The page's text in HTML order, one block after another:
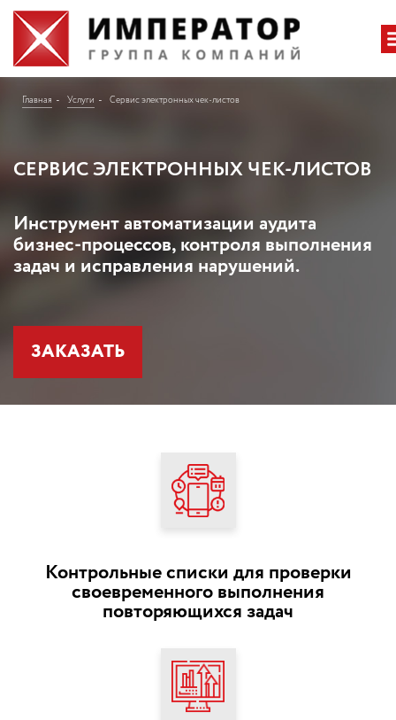
Главная Услуги Сервис электронных чек-листов
СЕРВИС ЭЛЕКТРОННЫХ ЧЕК-ЛИСТОВ
Инструмент автоматизации аудита
бизнес-процессов, контроля выполнения
задач и исправления нарушений.
ЗАКАЗАТЬ
Контрольные списки для проверки
своевременного выполнения
повторяющихся задач